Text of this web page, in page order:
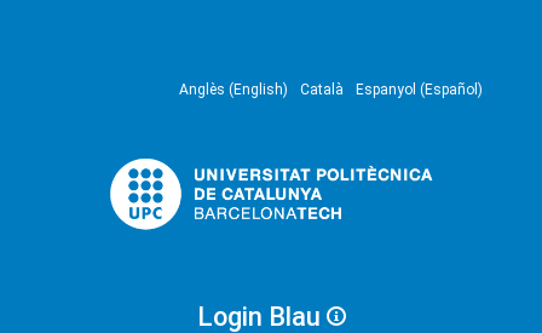
Anglès (English) Català Espanyol (Español)
Login Blau